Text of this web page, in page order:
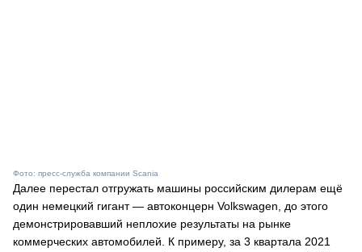
Фото: пресс-служба компании Scania
Далее перестал отгружать машины российским дилерам ещё
один немецкий гигант — автоконцерн Volkswagen, до этого
демонстрировавший неплохие результаты на рынке
коммерческих автомобилей. К примеру, за 3 квартала 2021